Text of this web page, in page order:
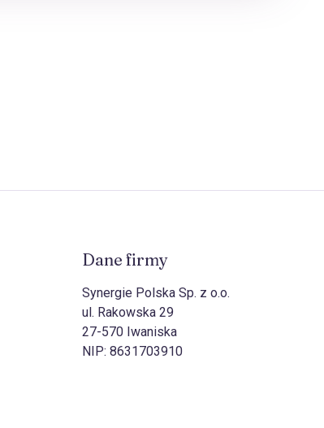
Dane firmy
Synergie Polska Sp. z o.o.
ul. Rakowska 29
27-570 Iwaniska
NIP: 8631703910